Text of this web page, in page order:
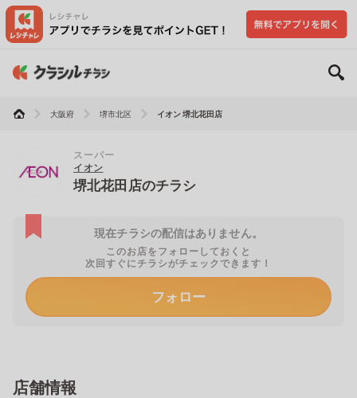
大阪府 堺市北区 イオン 堺北花田店
スーパー
イオン
堺北花田店のチラシ
現在チラシの配信はありません。
このお店をフォローしておくと
次回すぐにチラシがチェックできます！
フォロー
店舗情報